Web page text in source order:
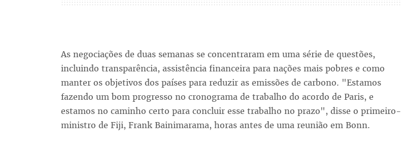
As negociações de duas semanas se concentraram em uma série de questões,
incluindo transparência, assistência financeira para nações mais pobres e como
manter os objetivos dos países para reduzir as emissões de carbono. "Estamos
fazendo um bom progresso no cronograma de trabalho do acordo de Paris, e
estamos no caminho certo para concluir esse trabalho no prazo", disse o primeiro-
ministro de Fiji, Frank Bainimarama, horas antes de uma reunião em Bonn.